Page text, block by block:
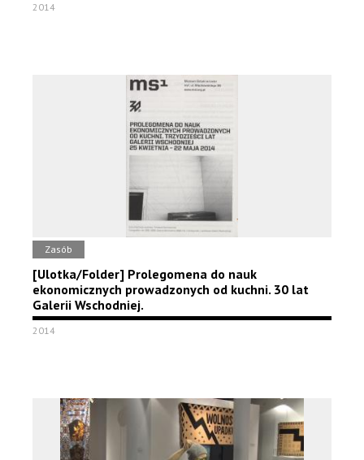
2014
Zasób
[Ulotka/Folder] Prolegomena do nauk
ekonomicznych prowadzonych od kuchni. 30 lat
Galerii Wschodniej.
2014